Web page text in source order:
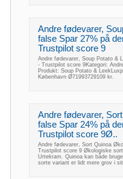
Andre fødevarer,
false Spar 27% på
Trustpilot score 9
Andre fødevarer, Soup Potato &
- Trustpilot score 9Kategori:
Produkt: Soup Potato &
København Ø71993729109 kr.
Andre fødevarer,
false Spar 24% på
Trustpilot score 9Ø..
Andre fødevarer, Sort Quinoa
Trustpilot score 9 Økologiske
Urtekram. Quinoa kan både
sorte variant er lidt mere grov i